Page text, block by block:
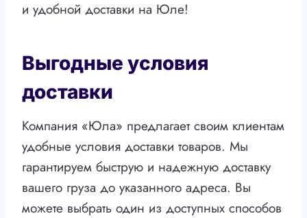
и удобной доставки на Юле!
Выгодные условия
доставки
Компания «Юла» предлагает своим клиентам
удобные условия доставки товаров. Мы
гарантируем быструю и надежную доставку
вашего груза до указанного адреса. Вы
можете выбрать один из доступных способов